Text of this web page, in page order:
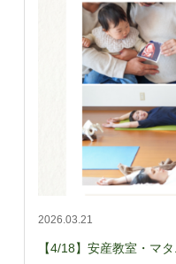
2026.03.21
【4/18】安産教室・マ